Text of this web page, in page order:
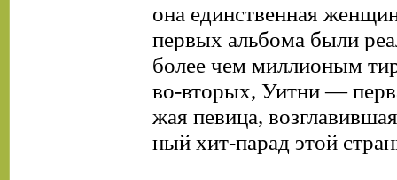
она единственная
первых альбома были
более чем миллионым
во-вторых, Уитни —
жая певица,
ный хит-парад этой